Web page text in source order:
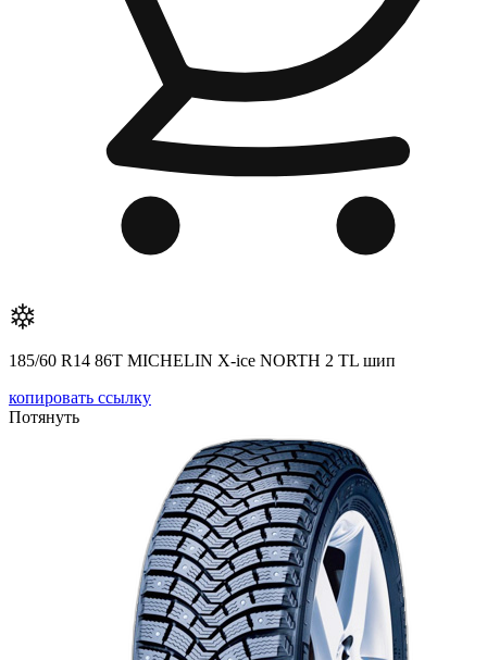
185/60 R14 86T MICHELIN X-ice NORTH 2 TL шип
копировать ссылку
Потянуть